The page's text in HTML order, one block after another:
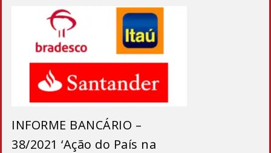
INFORME BANCÁRIO –
38/2021 ‘Ação do País na